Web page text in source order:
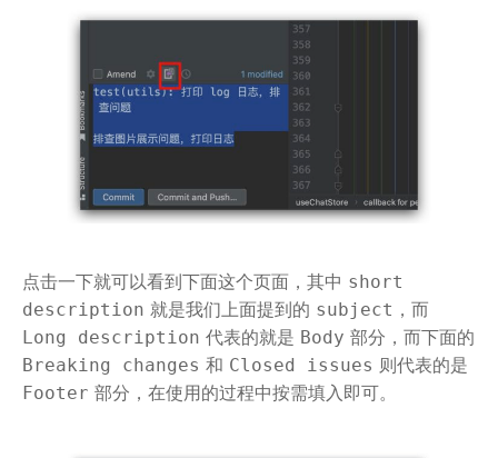
点击一下就可以看到下面这个页面，其中 short
description 就是我们上面提到的 subject ，而
Long description 代表的就是 Body 部分，而下面的
Breaking changes 和 Closed issues 则代表的是
Footer 部分，在使用的过程中按需填入即可。